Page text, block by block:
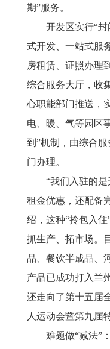
期”服务。
开发区实行“
式开发、一站式服
房租赁、证照办理
综合服务大厅，收
心职能部门推送，
电、暖、气等园区
到”机制，由综合
门办理。
“我们入驻的
租金优惠，还配备
绍，这种“拎包入
抓生产、拓市场。
品、餐饮半成品、
产品已成功打入兰
还走向了第十五届
人运动会暨第九届
难题做“减法”